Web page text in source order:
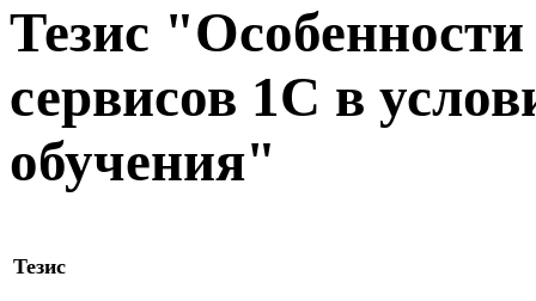
Тезис
сервисов 1С в
обучения"
Тезис